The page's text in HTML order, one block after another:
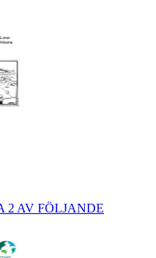
2 AV FÖLJANDE